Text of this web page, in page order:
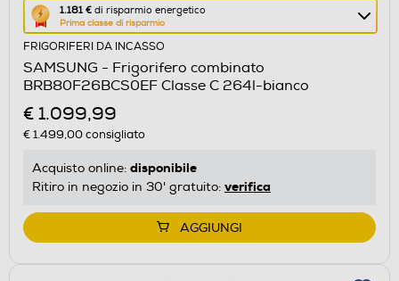
1.181 € di risparmio energetico
Prima classe di risparmio
Questa
azione
aprirà
il
Calcolatore
di
risparmio
energetico
di
FRIGORIFERI DA INCASSO
SAMSUNG - Frigorifero combinato
BRB80F26BCS0EF Classe C 264l-bianco
€ 1.099,99
€ 1.499,00consigliato
Acquisto online: disponibile
Ritiro in negozio in 30' gratuito: verifica
AGGIUNGI